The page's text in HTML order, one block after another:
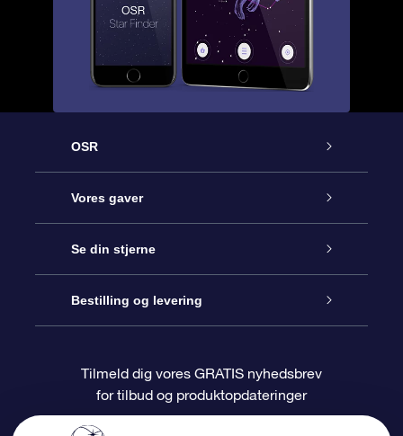
OSR
Kundeservice
Kontakt os
Bloggen
Anmeldelser
Vores gaver
Online Stjernegave
OSR Gavepakke
OSR Gavekortet
Se din stjerne
Star Register
Personliggjort Stjerneside
Bestilling og levering
Betalingsinformation
Tilmeld dig vores GRATIS nyhedsbrev
for tilbud og produktopdateringer